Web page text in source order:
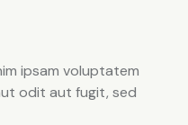
ipsam voluptatem
odit aut fugit, sed